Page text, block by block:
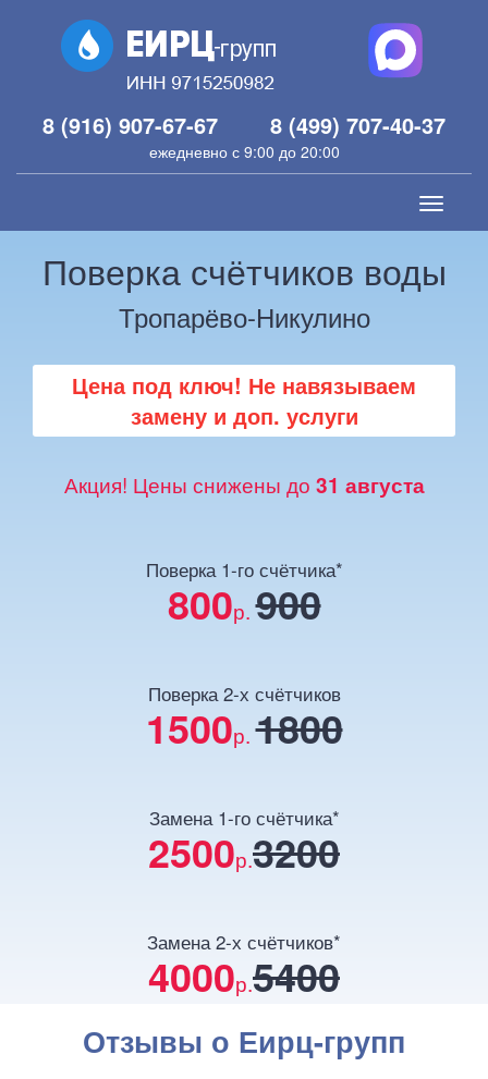
8 (916) 907-67-67 8 (499) 707-40-37
ежедневно с 9:00 до 20:00
Toggle
Поверка счётчиков воды
Тропарёво-Никулино
Цена под ключ! Не навязываем
замену и доп. услуги
Акция! Цены снижены до 31 августа
Поверка 1-го счётчика*
800р.900
Поверка 2-х счётчиков
1500р. 1800
Замена 1-го счётчика*
2500р.3200
Замена 2-х счётчиков*
4000р.5400
Отзывы о Еирц-групп